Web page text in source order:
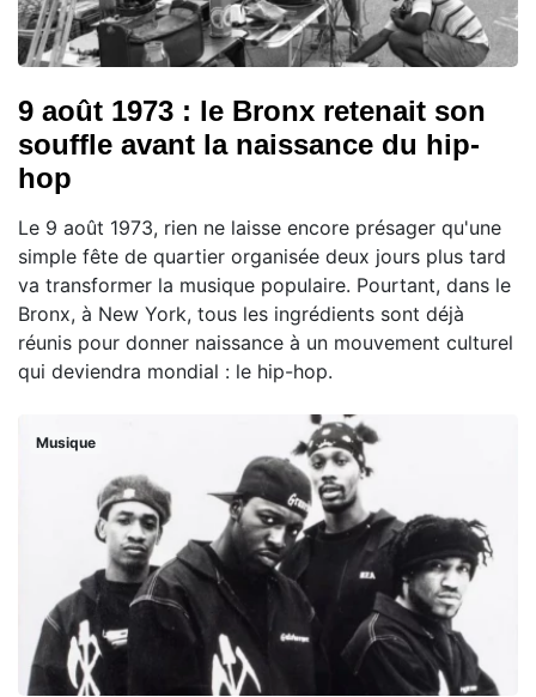
9 août 1973 : le Bronx retenait son
souffle avant la naissance du hip-
hop
Le 9 août 1973, rien ne laisse encore présager qu'une
simple fête de quartier organisée deux jours plus tard
va transformer la musique populaire. Pourtant, dans le
Bronx, à New York, tous les ingrédients sont déjà
réunis pour donner naissance à un mouvement culturel
qui deviendra mondial : le hip-hop.
Musique